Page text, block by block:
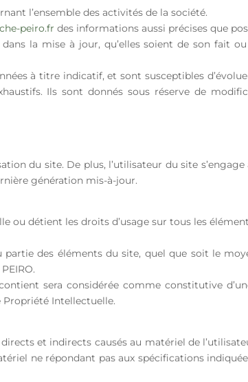
l’ensemble des activités de la société.
peiro.fr des informations aussi précises que
la mise à jour, qu’elles soient de son fait
à titre indicatif, et sont susceptibles
Ils sont donnés sous réserve de
du site. De plus, l’utilisateur du site s’engage
génération mis-à-jour.
ou détient les droits d’usage sur tous les
des éléments du site, quel que soit le
sera considérée comme constitutive
Propriété Intellectuelle.
et indirects causés au matériel de
ne répondant pas aux spécifications